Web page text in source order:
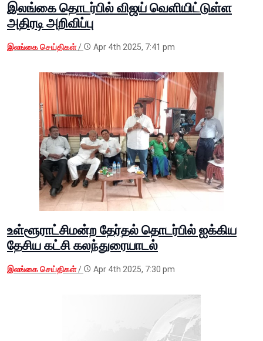
இலங்கை தொடர்பில் விஜய் வெளியிட்டுள்ள
அதிரடி அறிவிப்பு
இலங்கை செய்திகள்/ Apr 4th 2025, 7:41 pm
உள்ளூராட்சிமன்ற தேர்தல் தொடர்பில் ஐக்கிய
தேசிய கட்சி கலந்துரையாடல்
இலங்கை செய்திகள்/ Apr 4th 2025, 7:30 pm